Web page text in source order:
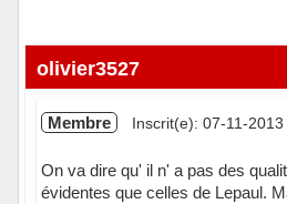
olivier3527
Membre Inscrit(e): 07-11-2013
On va dire qu' il n' a pas des
évidentes que celles de Lepaul.